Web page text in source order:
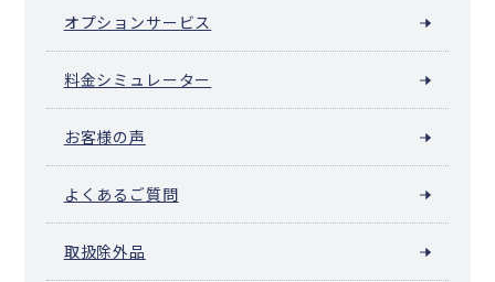
オプションサービス
料金シミュレーター
お客様の声
よくあるご質問
取扱除外品